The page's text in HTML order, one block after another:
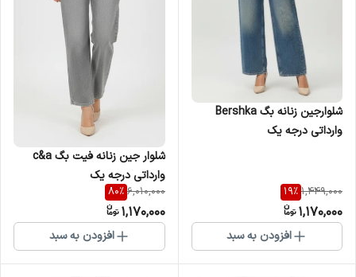
شلوارجین زنانه بگ Bershka
وارداتی درجه یک
1,449,000
19%
1,170,000
افزودن به سبد
شلوار جین زنانه فیت بگ c&a
وارداتی درجه یک
6,010,000
80%
1,170,000
افزودن به سبد